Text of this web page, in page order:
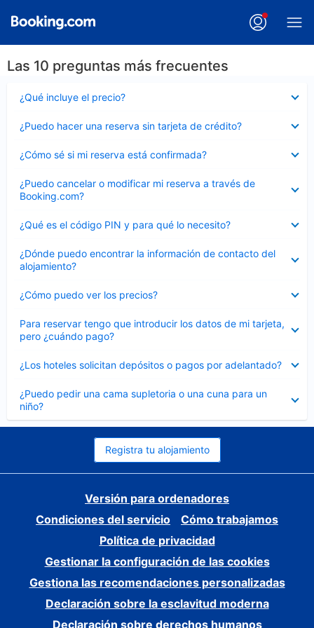
Las 10 preguntas más frecuentes
¿Qué incluye el precio?
cerrado
¿Puedo hacer una reserva sin tarjeta de crédito?
cerrado
¿Cómo sé si mi reserva está confirmada?
cerrado
¿Puedo cancelar o modificar mi reserva a través de
Booking.com?
cerrado
¿Qué es el código PIN y para qué lo necesito?
cerrado
¿Dónde puedo encontrar la información de contacto del
alojamiento?
cerrado
¿Cómo puedo ver los precios?
cerrado
Para reservar tengo que introducir los datos de mi tarjeta,
pero ¿cuándo pago?
cerrado
¿Los hoteles solicitan depósitos o pagos por adelantado?
cerrado
¿Puedo pedir una cama supletoria o una cuna para un
niño?
cerrado
Registra tu alojamiento
Versión para ordenadores
Condiciones del servicio
Cómo trabajamos
Política de privacidad
Gestionar la configuración de las cookies
Gestiona las recomendaciones personalizadas
Declaración sobre la esclavitud moderna
Declaración sobre derechos humanos